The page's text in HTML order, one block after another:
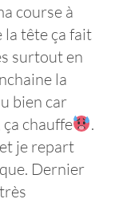
course à
la tête ça fait
surtout en
la
bien car
chauffe
.
je repart
Dernier